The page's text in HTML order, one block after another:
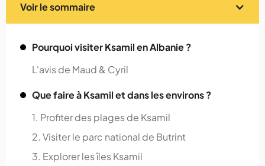
Voir le sommaire
Pourquoi visiter Ksamil en Albanie ?
L'avis de Maud & Cyril
Que faire à Ksamil et dans les environs ?
1. Profiter des plages de Ksamil
2. Visiter le parc national de Butrint
3. Explorer les îles Ksamil